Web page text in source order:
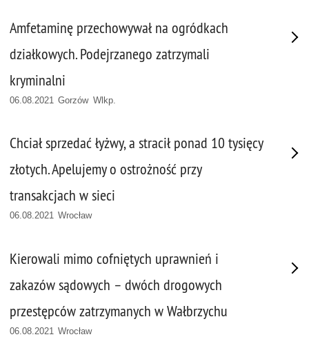
Amfetaminę przechowywał na ogródkach
działkowych. Podejrzanego zatrzymali
kryminalni
06.08.2021 Gorzów Wlkp.
Chciał sprzedać łyżwy, a stracił ponad 10 tysięcy
złotych. Apelujemy o ostrożność przy
transakcjach w sieci
06.08.2021 Wrocław
Kierowali mimo cofniętych uprawnień i
zakazów sądowych – dwóch drogowych
przestępców zatrzymanych w Wałbrzychu
06.08.2021 Wrocław